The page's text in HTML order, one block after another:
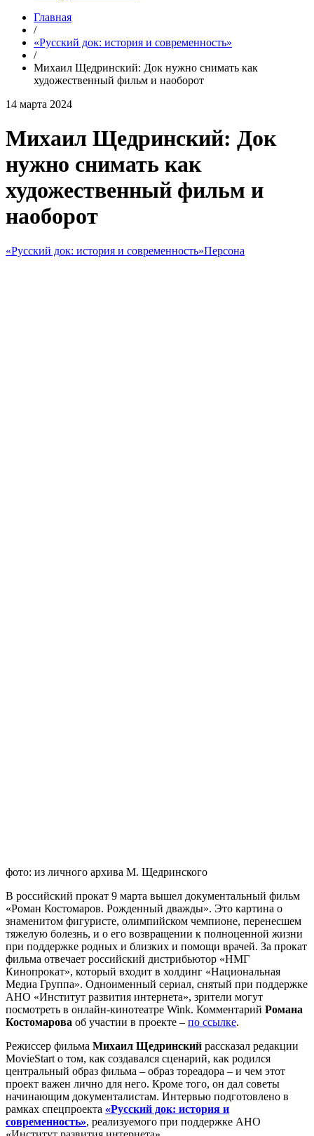
Главная
/
«Русский док: история и современность»
/
Михаил Щедринский: Док нужно снимать как
художественный фильм и наоборот
14 марта 2024
Михаил Щедринский: Док
нужно снимать как
художественный фильм и
наоборот
«Русский док: история и современность»Персона
фото: из личного архива М. Щедринского
В российский прокат 9 марта вышел документальный фильм
«Роман Костомаров. Рожденный дважды». Это картина о
знаменитом фигуристе, олимпийском чемпионе, перенесшем
тяжелую болезнь, и о его возвращении к полноценной жизни
при поддержке родных и близких и помощи врачей. За прокат
фильма отвечает российский дистрибьютор «НМГ
Кинопрокат», который входит в холдинг «Национальная
Медиа Группа». Одноименный сериал, снятый при поддержке
АНО «Институт развития интернета», зрители могут
посмотреть в онлайн-кинотеатре Wink. Комментарий Романа
Костомарова об участии в проекте – по ссылке.
Режиссер фильма Михаил Щедринский рассказал редакции
MovieStart о том, как создавался сценарий, как родился
центральный образ фильма – образ тореадора – и чем этот
проект важен лично для него. Кроме того, он дал советы
начинающим документалистам. Интервью подготовлено в
рамках спецпроекта «Русский док: история и
современность», реализуемого при поддержке АНО